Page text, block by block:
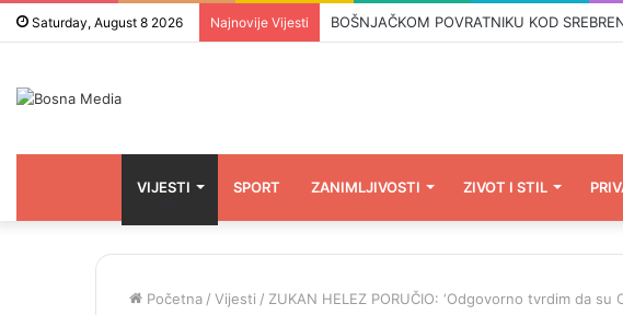
Saturday, August 8 2026 Najnovije Vijesti BOŠNJAČKOM POVRATNIKU KOD
VIJESTI SPORT ZANIMLJIVOSTI ZIVOT I STIL
Početna / Vijesti / ZUKAN HELEZ PORUČIO: ‘Odgovorno tvrdim da